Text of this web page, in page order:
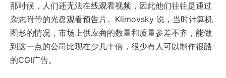
那时候，人们还无法在线观看视频，因此他们往往是通过
杂志附带的光盘观看预告片。Klimovsky 说，当时计算机
图形的情况，市场上供应商的数量和质量参差不齐，能做
到这一点的公司比现在少几十倍，很少有人可以制作很酷
的CGI广告。